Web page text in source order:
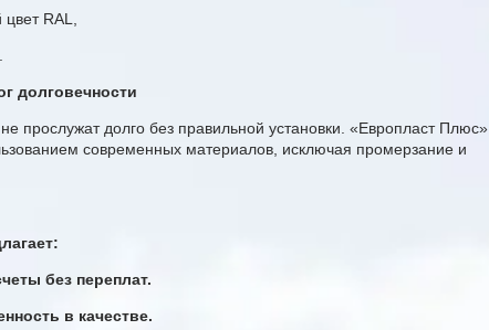
RAL,
долговечности
прослужат долго без правильной установки. «Европласт Плюс»
современных материалов, исключая промерзание и
без переплат.
в качестве.